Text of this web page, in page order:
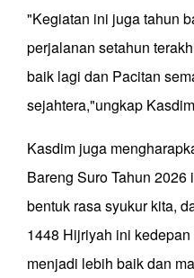
"Kegiatan ini juga tahun
perjalanan setahun
baik lagi dan Pacitan
sejahtera,"ungkap
Kasdim juga
Bareng Suro Tahun
bentuk rasa syukur kita,
1448 Hijriyah ini
menjadi lebih baik dan